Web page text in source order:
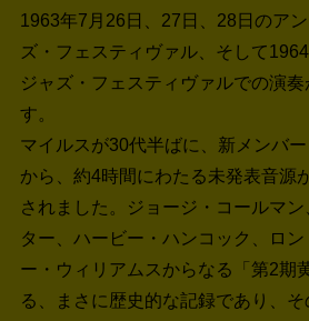
1963年7月26日、27日、28日のア
ズ・フェスティヴァル、そして
ジャズ・フェスティヴァルでの演奏
す。
マイルスが30代半ばに、新メンバ
から、約4時間にわたる未発表音源
されました。ジョージ・コールマ
ター、ハービー・ハンコック、ロ
ー・ウィリアムスからなる「第2期
る、まさに歴史的な記録であり、